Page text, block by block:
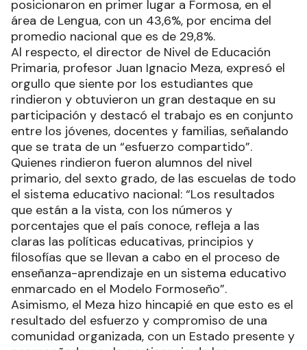
posicionaron en primer lugar a Formosa, en el
área de Lengua, con un 43,6%, por encima del
promedio nacional que es de 29,8%.
Al respecto, el director de Nivel de Educación
Primaria, profesor Juan Ignacio Meza, expresó el
orgullo que siente por los estudiantes que
rindieron y obtuvieron un gran destaque en su
participación y destacó el trabajo es en conjunto
entre los jóvenes, docentes y familias, señalando
que se trata de un “esfuerzo compartido”.
Quienes rindieron fueron alumnos del nivel
primario, del sexto grado, de las escuelas de todo
el sistema educativo nacional: “Los resultados
que están a la vista, con los números y
porcentajes que el país conoce, refleja a las
claras las políticas educativas, principios y
filosofías que se llevan a cabo en el proceso de
enseñanza-aprendizaje en un sistema educativo
enmarcado en el Modelo Formoseño”.
Asimismo, el Meza hizo hincapié en que esto es el
resultado del esfuerzo y compromiso de una
comunidad organizada, con un Estado presente y